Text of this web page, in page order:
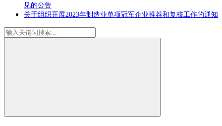
见的公告
关于组织开展2023年制造业单项冠军企业推荐和复核工作的通知